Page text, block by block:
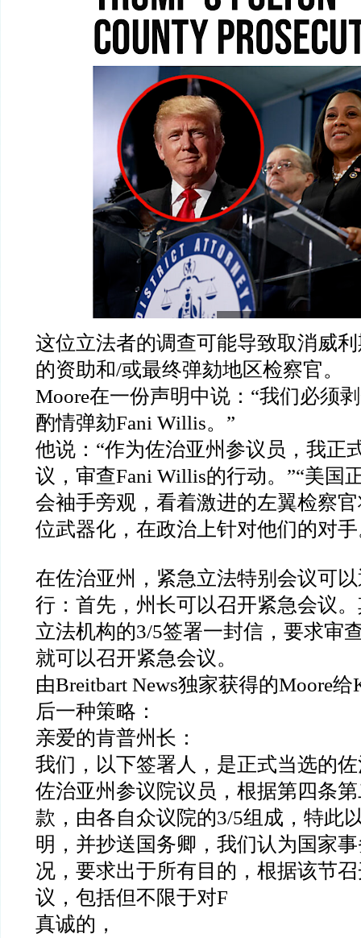
这位立法者的调查可能导致取消威
的资助和/或最终弹劾地区检察官。
Moore在一份声明中说： “我们必须
酌情弹劾Fani Willis。 ”
他说： “作为佐治亚州参议员，我正
议，审查Fani Willis的行动。 ”“美国
会袖手旁观，看着激进的左翼检察
位武器化，在政治上针对他们的对
在佐治亚州，紧急立法特别会议可
行：首先，州长可以召开紧急会议
立法机构的3/5签署一封信，要求审
就可以召开紧急会议。
由Breitbart News独家获得的Moore给
后一种策略：
亲爱的肯普州长：
我们，以下签署人，是正式当选的
佐治亚州参议院议员，根据第四条
款，由各自众议院的3/5组成，特此
明，并抄送国务卿，我们认为国家
况，要求出于所有目的，根据该节
议，包括但不限于对F
真诚的，